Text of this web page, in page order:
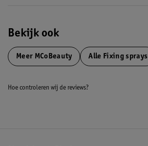
Bekijk ook
Meer MCoBeauty Alle Fixing sprays
Hoe controleren wij de reviews?